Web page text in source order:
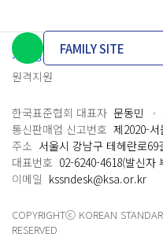
개인정보처리방침 이용약관
원격지원
FAMILY SITE
한국표준협회 대표자 문동민
통신판매업 신고번호 제2020-
주소 서울시 강남구 테헤란로
대표번호 02-6240-4618(발신자
이메일 kssndesk@ksa.or.kr
COPYRIGHTⓒ KOREAN
RESERVED